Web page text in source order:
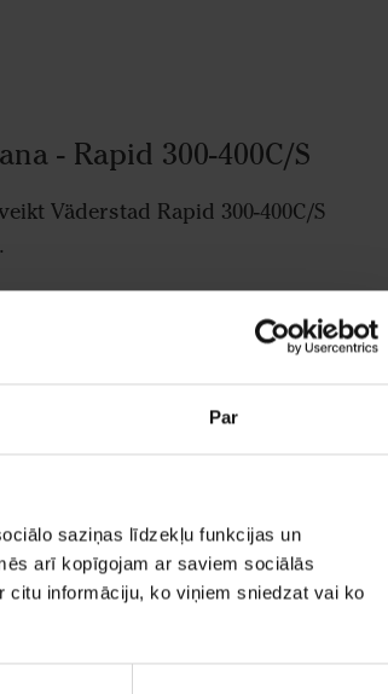
Par
saziņas līdzekļu funkcijas un
arī kopīgojam ar saviem sociālās
informāciju, ko viņiem sniedzat vai ko
- Rapid 300-400C/S
Väderstad Rapid 300-400C/S
300-400C/S vislabākajā
rezultātus un kalpos ilgāk.
un pārbaudei.